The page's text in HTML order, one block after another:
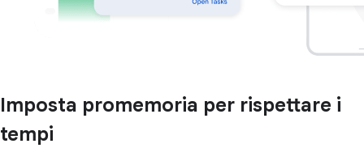
Imposta promemoria per rispettare i
tempi